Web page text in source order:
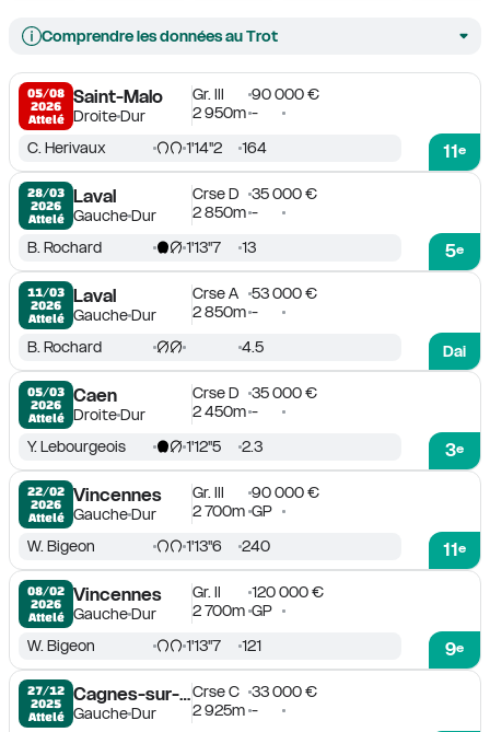
Comprendre les données au Trot
05/08
2026
Attelé
Saint-Malo
DroiteDur
Gr. III
90 000 €
2 950m -
11e
C. Herivaux 1'14''2 164
28/03
2026
Attelé
Laval
GaucheDur
Crse D
35 000 €
2 850m -
5e
B. Rochard 1'13''7 13
11/03
2026
Attelé
Laval
GaucheDur
Crse A
53 000 €
2 850m -
Dai
B. Rochard 4.5
05/03
2026
Attelé
Caen
DroiteDur
Crse D
35 000 €
2 450m -
3e
Y. Lebourgeois 1'12''5 2.3
22/02
2026
Attelé
Vincennes
GaucheDur
Gr. III
90 000 €
2 700m GP
11e
W. Bigeon 1'13''6 240
08/02
2026
Attelé
Vincennes
GaucheDur
Gr. II
120 000 €
2 700m GP
9e
W. Bigeon 1'13''7 121
27/12
2025
Attelé
Cagnes-sur-Mer
GaucheDur
Crse C
33 000 €
2 925m -